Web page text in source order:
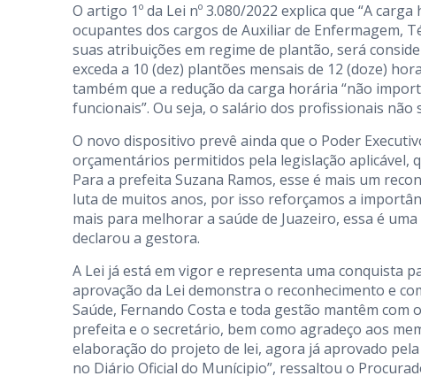
O artigo 1º da Lei nº 3.080/2022 explica que “A
ocupantes dos cargos de Auxiliar de Enfermagem,
suas atribuições em regime de plantão, será
exceda a 10 (dez) plantões mensais de 12 (doze)
também que a redução da carga horária “não
funcionais”. Ou seja, o salário dos profissionais não
O novo dispositivo prevê ainda que o Poder
orçamentários permitidos pela legislação aplicável,
Para a prefeita Suzana Ramos, esse é mais um
luta de muitos anos, por isso reforçamos a
mais para melhorar a saúde de Juazeiro, essa é
declarou a gestora.
A Lei já está em vigor e representa uma conquista
aprovação da Lei demonstra o reconhecimento e
Saúde, Fernando Costa e toda gestão mantêm
prefeita e o secretário, bem como agradeço aos
elaboração do projeto de lei, agora já aprovado
no Diário Oficial do Munícipio”, ressaltou o